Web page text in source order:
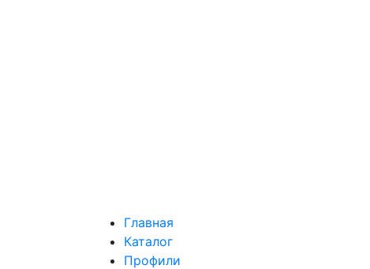
Главная
Каталог
Профили